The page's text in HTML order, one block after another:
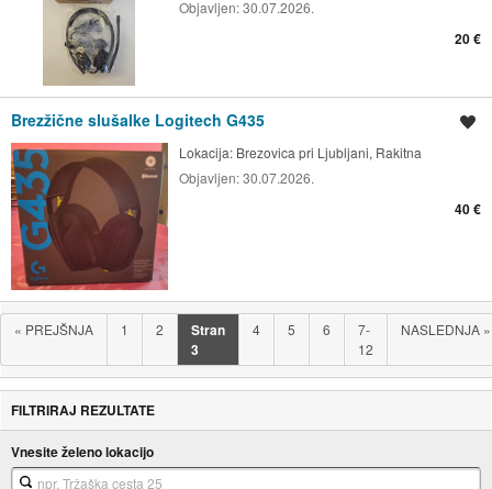
Objavljen:30.07.2026.
20 €
Brezžične slušalke Logitech G435
Lokacija: Brezovica pri Ljubljani, Rakitna
Objavljen:30.07.2026.
40 €
« PREJŠNJA 1 2
Stran
3
4 5 6
7-
12
NASLEDNJA »
FILTRIRAJ REZULTATE
Vnesite želeno lokacijo